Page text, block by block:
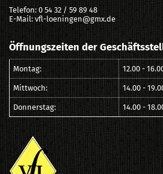
Telefon: 0 54 32 / 59 89 48
E-Mail: vfl-loeningen@gmx.de
Öffnungszeiten der
Montag: 12.00 -
Mittwoch: 14.00 -
Donnerstag: 14.00 -